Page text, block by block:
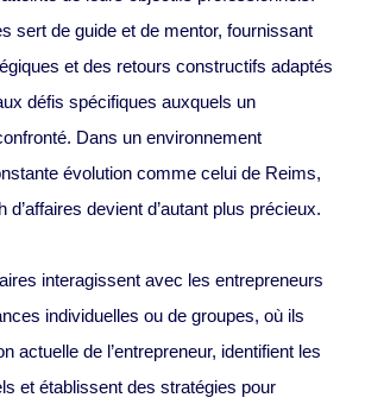
sert de guide et de mentor, fournissant
et des retours constructifs adaptés
défis spécifiques auxquels un
Dans un environnement
évolution comme celui de Reims,
d’affaires devient d’autant plus précieux.
interagissent avec les entrepreneurs
individuelles ou de groupes, où ils
actuelle de l’entrepreneur, identifient les
et établissent des stratégies pour